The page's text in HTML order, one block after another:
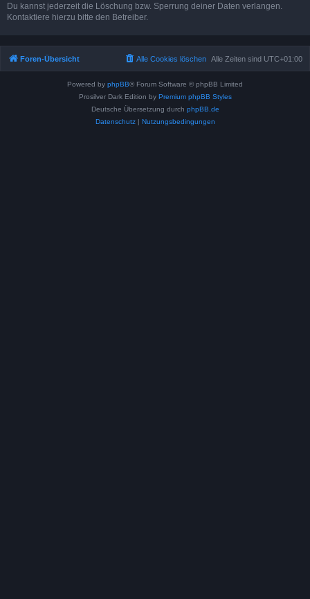
Du kannst jederzeit die Löschung bzw. Sperrung deiner Daten verlangen.
Kontaktiere hierzu bitte den Betreiber.
Foren-Übersicht Alle Zeiten sind UTC+01:00
Alle Cookies löschen
Powered by phpBB® Forum Software © phpBB Limited
Prosilver Dark Edition by Premium phpBB Styles
Deutsche Übersetzung durch phpBB.de
Datenschutz| Nutzungsbedingungen